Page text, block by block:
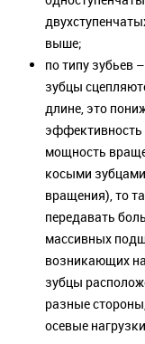
выше;
по типу зубьев
зубцы
длине, это
эффективность
мощность
косыми
вращения), то
передавать
массивных
возникающих
зубцы
разные
осевые